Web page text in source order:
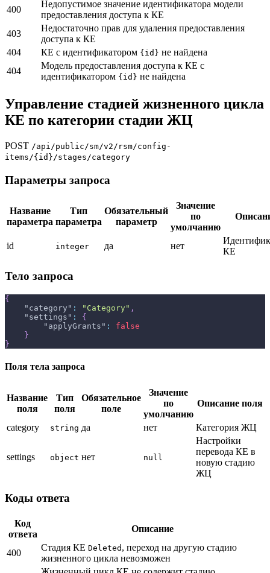
400
Недопустимое значение идентификатора модели
предоставления доступа к КЕ
403
Недостаточно прав для удаления предоставления
доступа к КЕ
404
КЕ с идентификатором {id} не найдена
404
Модель предоставления доступа к КЕ с
идентификатором {id} не найдена
Управление стадией жизненного цикла
КЕ по категории стадии ЖЦ
POST /api/public/sm/v2/rsm/config-
items/{id}/stages/category
Параметры запроса
Название
параметра
Тип
параметра
Обязательный
параметр
Значение
по
умолчанию
id integer да нет
КЕ
Тело запроса
{
"category" : "Category" ,
"settings" :
{
"applyGrants" :
false
}
}
Поля тела запроса
Название
поля
Тип
поля
Обязательное
поле
Значение
по
умолчанию
Описание поля
category string да нет Категория ЖЦ
settings object нет null
Настройки
перевода КЕ в
новую стадию
ЖЦ
Коды ответа
Код
ответа
Описание
400
Стадия КЕ Deleted , переход на другую стадию
жизненного цикла невозможен